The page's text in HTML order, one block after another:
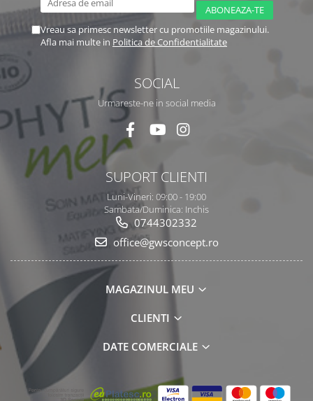
Vreau sa primesc newsletter cu promotiile magazinului.
Afla mai multe in Politica de Confidentialitate
SOCIAL
Urmareste-ne in social media
SUPORT CLIENTI
Luni-Vineri: 09:00 - 19:00
Sambata/Duminica: Inchis
0744302332
office@gwsconcept.ro
MAGAZINUL MEU
CLIENTI
DATE COMERCIALE